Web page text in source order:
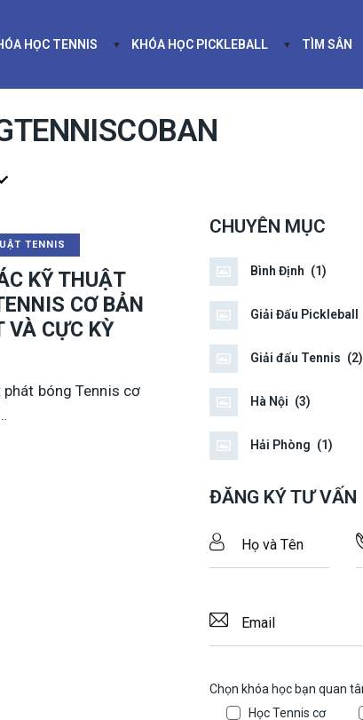
HỌC TENNIS KHÓA HỌC PICKLEBALL TÌM SÂN
TENNIS
KỸ THUẬT
CƠ BẢN
VÀ CỰC KỲ
bóng Tennis cơ
CHUYÊN MỤC
Bình Định (1)
Giải Đấu Pickleball
Giải đấu Tennis (2)
Hà Nội (3)
Hải Phòng (1)
ĐĂNG KÝ TƯ VẤN
Chọn khóa học bạn quan
Học Tennis cơ